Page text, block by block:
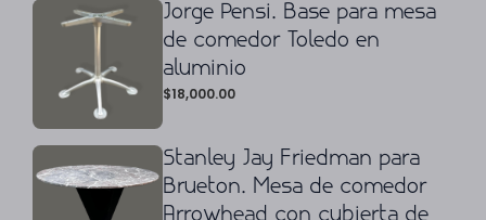
Jorge Pensi. Base para mesa
de comedor Toledo en
aluminio
$18,000.00
Stanley Jay Friedman para
Brueton. Mesa de comedor
Arrowhead con cubierta de